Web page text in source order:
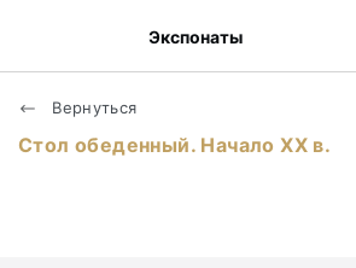
Экспонаты
Вернуться
Стол обеденный. Начало XX в.